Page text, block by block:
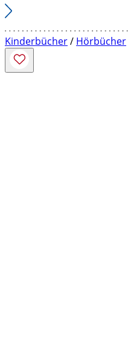
Kinderbücher/ Hörbücher